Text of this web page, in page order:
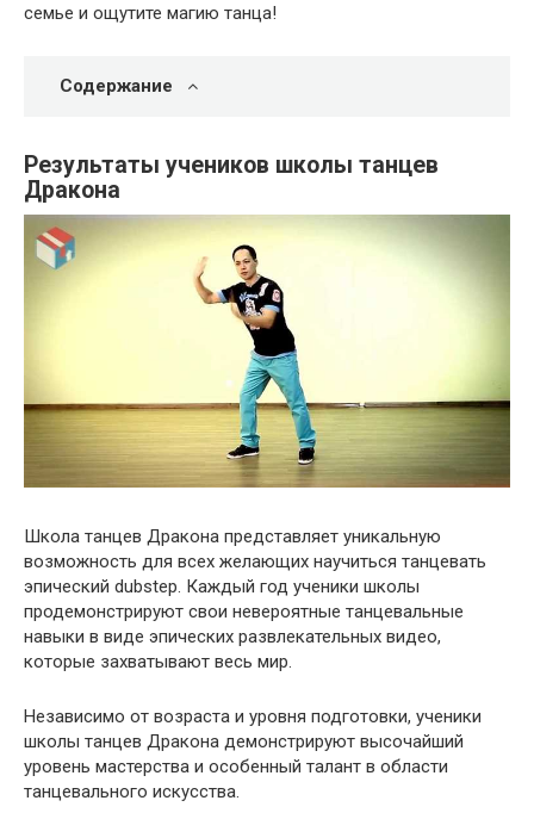
семье и ощутите магию танца!
Содержание
Результаты учеников школы танцев
Дракона
Школа танцев Дракона представляет уникальную
возможность для всех желающих научиться танцевать
эпический dubstep. Каждый год ученики школы
продемонстрируют свои невероятные танцевальные
навыки в виде эпических развлекательных видео,
которые захватывают весь мир.
Независимо от возраста и уровня подготовки, ученики
школы танцев Дракона демонстрируют высочайший
уровень мастерства и особенный талант в области
танцевального искусства.